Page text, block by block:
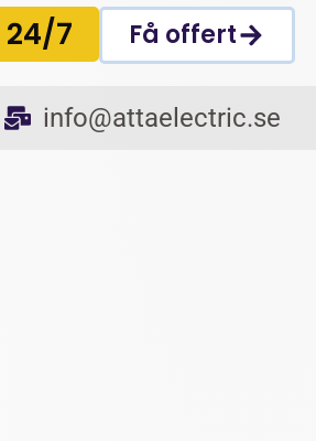
24/7 Få offert
info@attaelectric.se